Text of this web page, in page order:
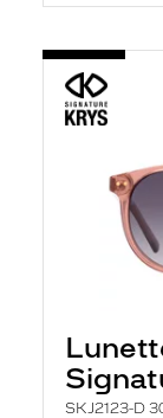
SKJ2123-D